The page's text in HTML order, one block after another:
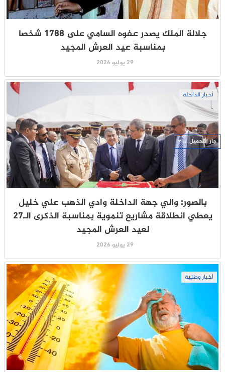
جلالة الملك يصدر عفوه السامي على 1788 شخصا
بمناسبة عيد العرش المجيد
29 يوليو 2026
أخبار الداخلة
بالصور: والي جهة الداخلة وادي الذهب علي خليل
يعطي انطلاقة مشاريع تنموية بمناسبة الذكرى الـ27
لعيد العرش المجيد
29 يوليو 2026
أخبار وطنية
جار التحميل ...